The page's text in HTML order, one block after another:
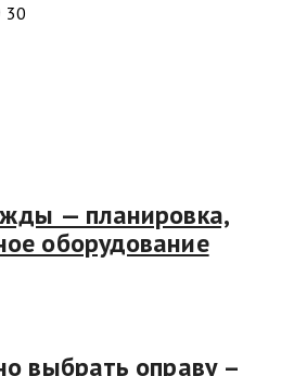
30
— планировка,
оборудование
выбрать оправу –